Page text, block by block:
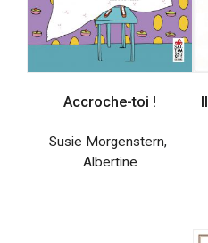
Accroche-toi !
Susie Morgenstern,
Albertine